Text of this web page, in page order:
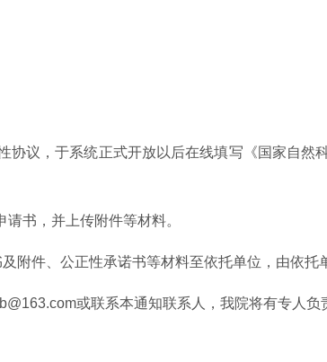
议，于系统正式开放以后在线填写《国家自然
书，并上传附件等材料。
件、公正性承诺书等材料至依托单位，由依托
或联系本通知联系人，我院将有专人负